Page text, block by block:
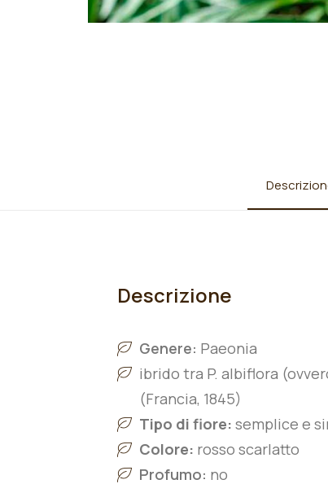
Descrizione
Genere: Paeonia
ibrido tra P. albiflora
(Francia, 1845)
Tipo di fiore: semplice e
Colore: rosso scarlatto
Profumo: no